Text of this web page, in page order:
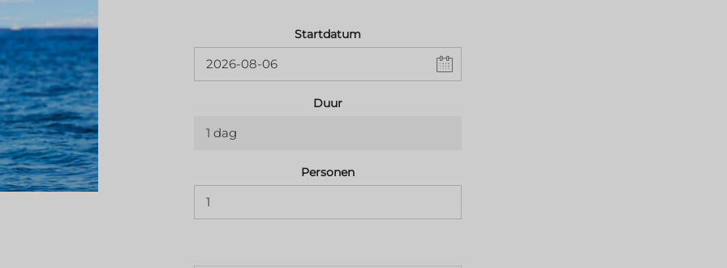
Startdatum
Duur
1 dag
Personen